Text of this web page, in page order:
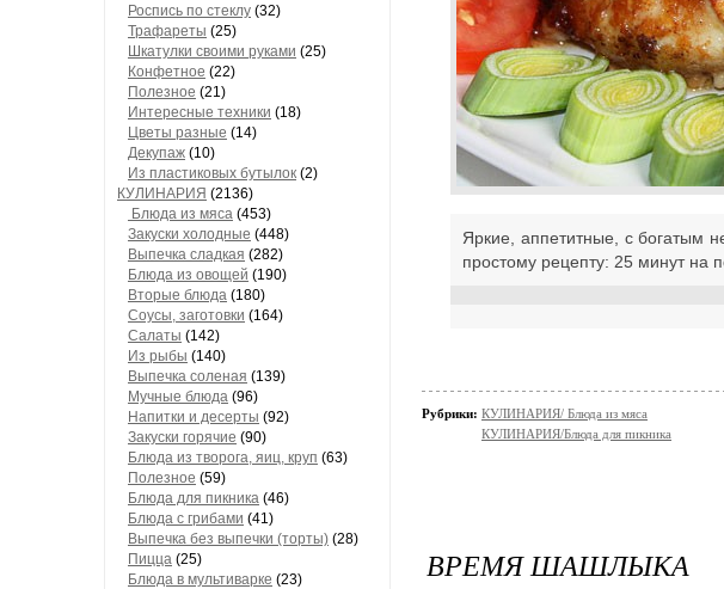
Роспись по стеклу (32)
Трафареты (25)
Шкатулки своими руками (25)
Конфетное (22)
Полезное (21)
Интересные техники (18)
Цветы разные (14)
Декупаж (10)
Из пластиковых бутылок (2)
КУЛИНАРИЯ (2136)
Блюда из мяса (453)
Закуски холодные (448)
Выпечка сладкая (282)
Блюда из овощей (190)
Вторые блюда (180)
Соусы, заготовки (164)
Салаты (142)
Из рыбы (140)
Выпечка соленая (139)
Мучные блюда (96)
Напитки и десерты (92)
Закуски горячие (90)
Блюда из творога, яиц, круп (63)
Полезное (59)
Блюда для пикника (46)
Блюда с грибами (41)
Выпечка без выпечки (торты) (28)
Пицца (25)
Блюда в мультиварке (23)
Яркие, аппетитные, с богатым
простому рецепту: 25 минут на
Рубрики: КУЛИНАРИЯ/ Блюда из мяса
КУЛИНАРИЯ/Блюда для пикника
ВРЕМЯ ШАШЛЫКА